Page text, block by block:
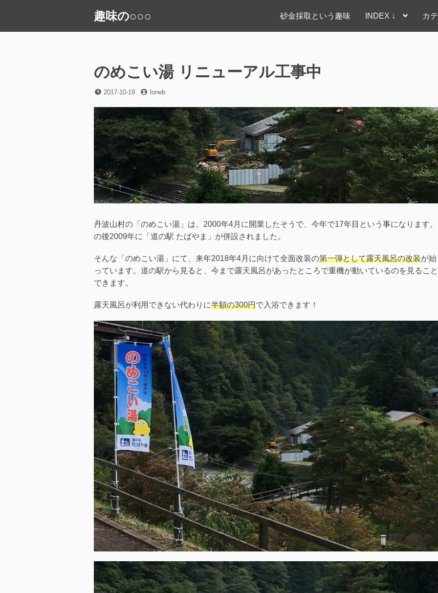
テ
趣味の○○○ 砂金採取という趣味 INDEX ↓ カ
のめこい湯 リニューアル工事中
投
2017-10-19
投loneb
丹波山村の「のめこい湯」は、2000年4月に開業したそうで、今年で17年目という事になります
の後2009年に「道の駅 たばやま」が併設されました。
そんな「のめこい湯」にて、来年2018年4月に向けて全面改装の第一弾として露天風呂の改装が
っています。道の駅から見ると、今まで露天風呂があったところで重機が動いているのを見るこ
できます。
露天風呂が利用できない代わりに半額の300円で入浴できます！